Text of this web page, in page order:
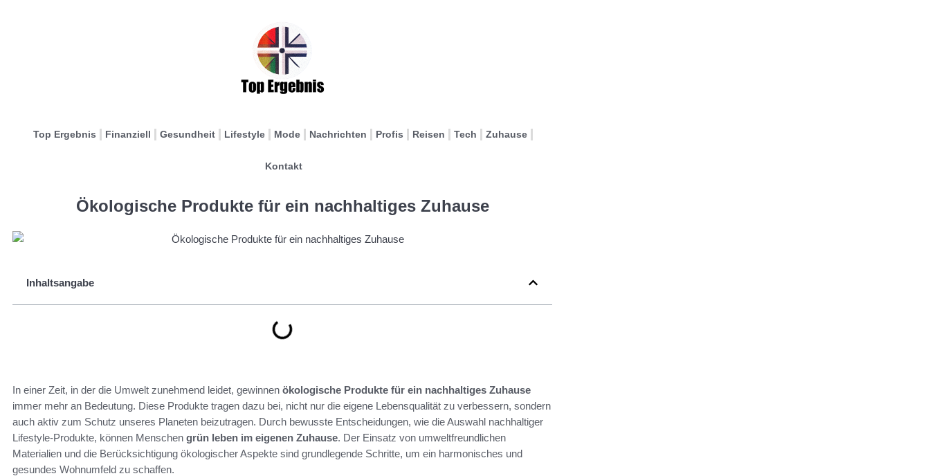
Top Ergebnis Finanziell Gesundheit Lifestyle Mode Nachrichten Profis Reisen Tech Zuhause
Kontakt
Ökologische Produkte für ein nachhaltiges Zuhause
Inhaltsangabe
In einer Zeit, in der die Umwelt zunehmend leidet, gewinnen ökologische Produkte für ein nachhaltiges Zuhause
immer mehr an Bedeutung. Diese Produkte tragen dazu bei, nicht nur die eigene Lebensqualität zu verbessern, sondern
auch aktiv zum Schutz unseres Planeten beizutragen. Durch bewusste Entscheidungen, wie die Auswahl nachhaltiger
Lifestyle-Produkte, können Menschen grün leben im eigenen Zuhause. Der Einsatz von umweltfreundlichen
Materialien und die Berücksichtigung ökologischer Aspekte sind grundlegende Schritte, um ein harmonisches und
gesundes Wohnumfeld zu schaffen.